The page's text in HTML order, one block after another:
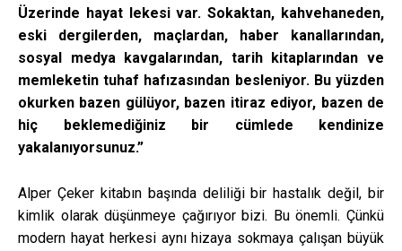
Üzerinde hayat lekesi var. Sokaktan, kahvehaneden,
eski dergilerden, maçlardan, haber kanallarından,
sosyal medya kavgalarından, tarih kitaplarından ve
memleketin tuhaf hafızasından besleniyor. Bu yüzden
okurken bazen gülüyor, bazen itiraz ediyor, bazen de
hiç beklemediğiniz bir cümlede kendinize
yakalanıyorsunuz.”
Alper Çeker kitabın başında deliliği bir hastalık değil, bir
kimlik olarak düşünmeye çağırıyor bizi. Bu önemli. Çünkü
modern hayat herkesi aynı hizaya sokmaya çalışan büyük